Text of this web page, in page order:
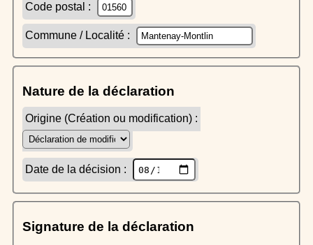
Code postal :
Commune / Localité :
Nature de la déclaration
Origine (Création ou modification) :
Date de la décision :
Signature de la déclaration